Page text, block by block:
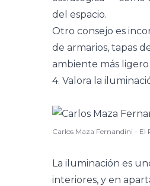
del espacio.
Otro consejo es
de armarios, tapas
ambiente más
4. Valora la
Carlos Maza Fernandini - El
La iluminación es
interiores, y en